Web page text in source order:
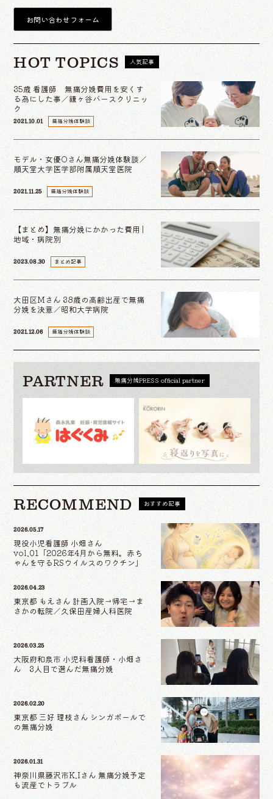
お問い合わせフォーム
HOT TOPICS 人気記事
2021.10.01 無痛分娩体験談
35歳 看護師 無痛分娩費用を安くす
る為にした事／鎌ヶ谷バースクリニッ
ク
2021.11.25 無痛分娩体験談
モデル・女優Oさん無痛分娩体験談／
順天堂大学医学部附属順天堂医院
2023.08.30 まとめ記事
【まとめ】無痛分娩にかかった費用 |
地域・病院別
2021.12.06 無痛分娩体験談
大田区Mさん 38歳の高齢出産で無痛
分娩を決意／昭和大学病院
PARTNER 無痛分娩PRESS official partner
RECOMMEND おすすめ記事
2026.05.17
現役小児看護師 小畑さん
vol.01「2026年4月から無料。赤ち
ゃんを守るRSウイルスのワクチン」
2026.04.23
東京都 もえさん 計画入院→帰宅→ま
さかの転院／久保田産婦人科医院
2026.03.25
大阪府和泉市 小児科看護師・小畑さ
ん 3人目で選んだ無痛分娩
2026.02.20
東京都 三好 理枝さん シンガポールで
の無痛分娩
2026.01.31
神奈川県藤沢市K.Iさん 無痛分娩予定
も流産でトラブル